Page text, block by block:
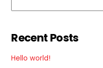
Recent Posts
Hello world!